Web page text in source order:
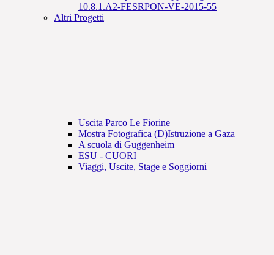
10.8.1.A2-FESRPON-VE-2015-55
Altri Progetti
Uscita Parco Le Fiorine
Mostra Fotografica (D)Istruzione a Gaza
A scuola di Guggenheim
ESU - CUORI
Viaggi, Uscite, Stage e Soggiorni